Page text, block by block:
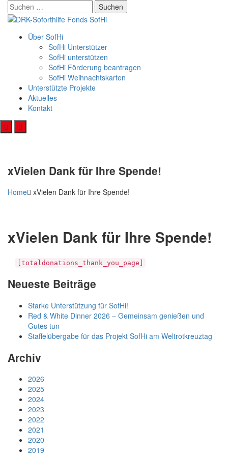
Skip
content
Suchen
nach:
Über SofHi
SofHi Unterstützer
SofHi unterstützen
SofHi Förderung beantragen
SofHi Weihnachtskarten
Unterstützte Projekte
Aktuelles
Kontakt
xVielen Dank für Ihre Spende!
Home xVielen Dank für Ihre Spende!
xVielen Dank für Ihre Spende!
[totaldonations_thank_you_page]
Neueste Beiträge
Starke Unterstützung für SofHi!
Red & White Dinner 2026 – Gemeinsam genießen und
Gutes tun
Staffelübergabe für das Projekt SofHi am Weltrotkreuztag
Archiv
2026
2025
2024
2023
2022
2021
2020
2019